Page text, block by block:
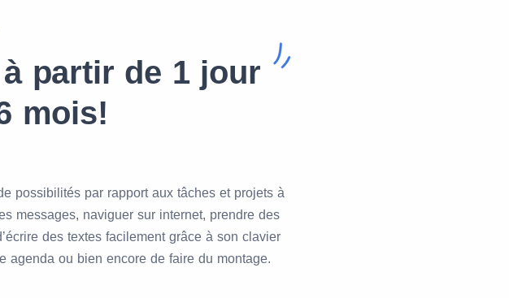
partir de 1 jour
mois!
possibilités par rapport aux tâches et projets à
messages, naviguer sur internet, prendre des
des textes facilement grâce à son clavier
agenda ou bien encore de faire du montage.